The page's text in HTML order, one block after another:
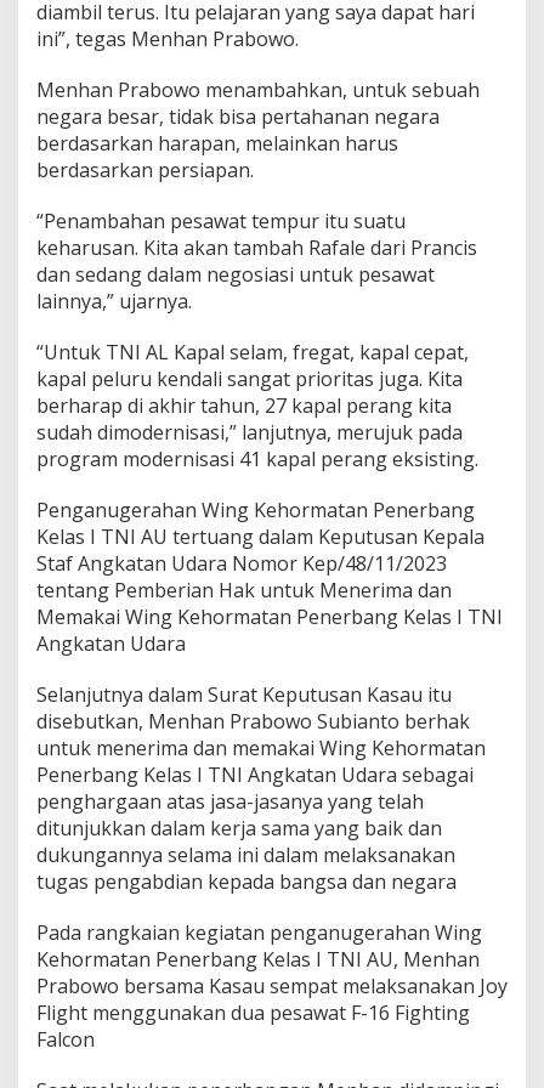
a
t
n
P
e
n
e
b
a
n
g
a
s
I
diambil terus. Itu pelajaran yang saya dapat hari
ini”, tegas Menhan Prabowo.
Menhan Prabowo menambahkan, untuk sebuah
negara besar, tidak bisa pertahanan negara
berdasarkan harapan, melainkan harus
berdasarkan persiapan.
“Penambahan pesawat tempur itu suatu
keharusan. Kita akan tambah Rafale dari Prancis
dan sedang dalam negosiasi untuk pesawat
lainnya,” ujarnya.
“Untuk TNI AL Kapal selam, fregat, kapal cepat,
kapal peluru kendali sangat prioritas juga. Kita
berharap di akhir tahun, 27 kapal perang kita
sudah dimodernisasi,” lanjutnya, merujuk pada
program modernisasi 41 kapal perang eksisting.
Penganugerahan Wing Kehormatan Penerbang
Kelas I TNI AU tertuang dalam Keputusan Kepala
Staf Angkatan Udara Nomor Kep/48/11/2023
tentang Pemberian Hak untuk Menerima dan
Memakai Wing Kehormatan Penerbang Kelas I TNI
Angkatan Udara
Selanjutnya dalam Surat Keputusan Kasau itu
disebutkan, Menhan Prabowo Subianto berhak
untuk menerima dan memakai Wing Kehormatan
Penerbang Kelas I TNI Angkatan Udara sebagai
penghargaan atas jasa-jasanya yang telah
ditunjukkan dalam kerja sama yang baik dan
dukungannya selama ini dalam melaksanakan
tugas pengabdian kepada bangsa dan negara
Pada rangkaian kegiatan penganugerahan Wing
Kehormatan Penerbang Kelas I TNI AU, Menhan
Prabowo bersama Kasau sempat melaksanakan Joy
Flight menggunakan dua pesawat F-16 Fighting
Falcon